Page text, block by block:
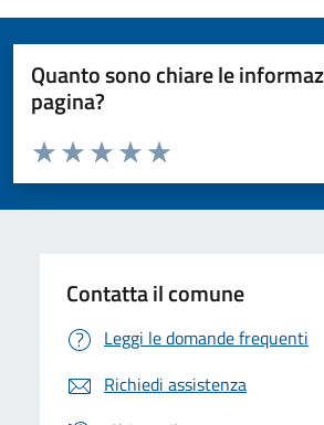
Quanto sono chiare le
pagina?
Valuta da 1 a 5 stelle la pagina
Valuta 5 stelle su 5
Valuta 4 stelle su 5
Valuta 3 stelle su 5
Valuta 2 stelle su 5
Valuta 1 stelle su 5
Contatta il comune
Leggi le domande frequenti
Richiedi assistenza